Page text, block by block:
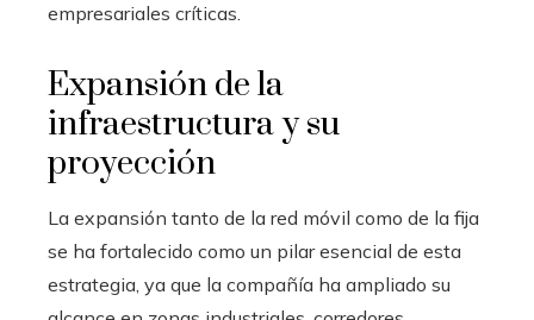
empresariales críticas.
Expansión de la
infraestructura y su
proyección
La expansión tanto de la red móvil como de la fija
se ha fortalecido como un pilar esencial de esta
estrategia, ya que la compañía ha ampliado su